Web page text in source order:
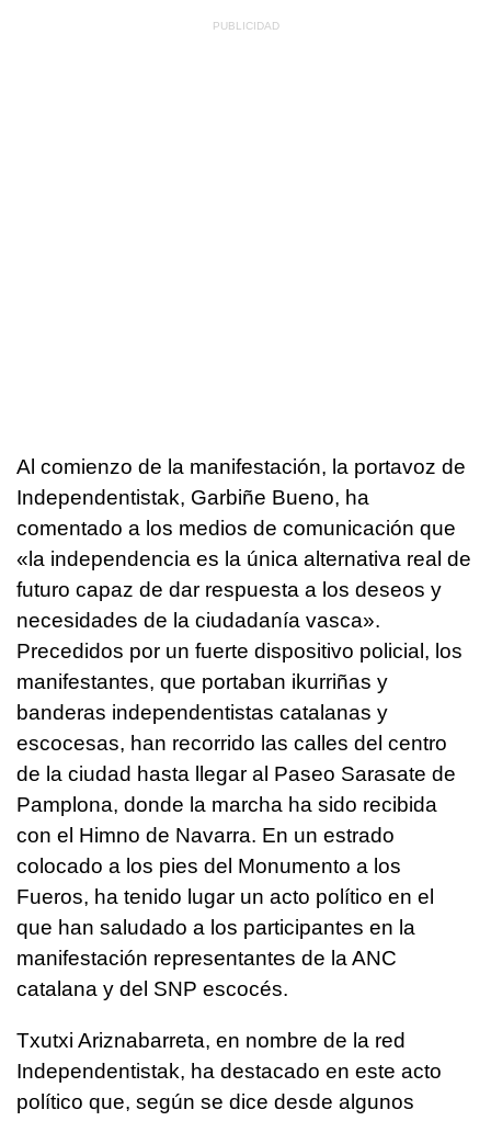
Al comienzo de la manifestación, la portavoz de
Independentistak, Garbiñe Bueno, ha
comentado a los medios de comunicación que
«la independencia es la única alternativa real de
futuro capaz de dar respuesta a los deseos y
necesidades de la ciudadanía vasca».
Precedidos por un fuerte dispositivo policial, los
manifestantes, que portaban ikurriñas y
banderas independentistas catalanas y
escocesas, han recorrido las calles del centro
de la ciudad hasta llegar al Paseo Sarasate de
Pamplona, donde la marcha ha sido recibida
con el Himno de Navarra. En un estrado
colocado a los pies del Monumento a los
Fueros, ha tenido lugar un acto político en el
que han saludado a los participantes en la
manifestación representantes de la ANC
catalana y del SNP escocés.
Txutxi Ariznabarreta, en nombre de la red
Independentistak, ha destacado en este acto
político que, según se dice desde algunos